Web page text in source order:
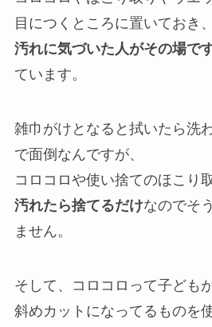
目につくところに置いておき、
汚れに気づいた人がその場で
ています。
雑巾がけとなると拭いたら洗
で面倒なんですが、
コロコロや使い捨てのほこり
汚れたら捨てるだけなのでそ
ません。
そして、コロコロって子ども
斜めカットになってるものを使